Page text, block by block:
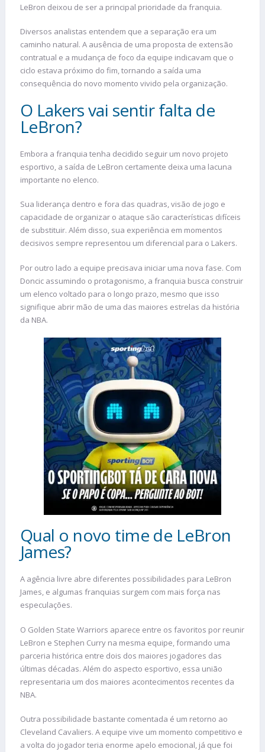
LeBron deixou de ser a principal prioridade da franquia.
Diversos analistas entendem que a separação era um
caminho natural. A ausência de uma proposta de extensão
contratual e a mudança de foco da equipe indicavam que o
ciclo estava próximo do fim, tornando a saída uma
consequência do novo momento vivido pela organização.
O Lakers vai sentir falta de
LeBron?
Embora a franquia tenha decidido seguir um novo projeto
esportivo, a saída de LeBron certamente deixa uma lacuna
importante no elenco.
Sua liderança dentro e fora das quadras, visão de jogo e
capacidade de organizar o ataque são características difíceis
de substituir. Além disso, sua experiência em momentos
decisivos sempre representou um diferencial para o Lakers.
Por outro lado a equipe precisava iniciar uma nova fase. Com
Doncic assumindo o protagonismo, a franquia busca construir
um elenco voltado para o longo prazo, mesmo que isso
signifique abrir mão de uma das maiores estrelas da história
da NBA.
Qual o novo time de LeBron
James?
A agência livre abre diferentes possibilidades para LeBron
James, e algumas franquias surgem com mais força nas
especulações.
O Golden State Warriors aparece entre os favoritos por reunir
LeBron e Stephen Curry na mesma equipe, formando uma
parceria histórica entre dois dos maiores jogadores das
últimas décadas. Além do aspecto esportivo, essa união
representaria um dos maiores acontecimentos recentes da
NBA.
Outra possibilidade bastante comentada é um retorno ao
Cleveland Cavaliers. A equipe vive um momento competitivo e
a volta do jogador teria enorme apelo emocional, já que foi